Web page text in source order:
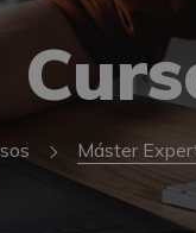
Máster